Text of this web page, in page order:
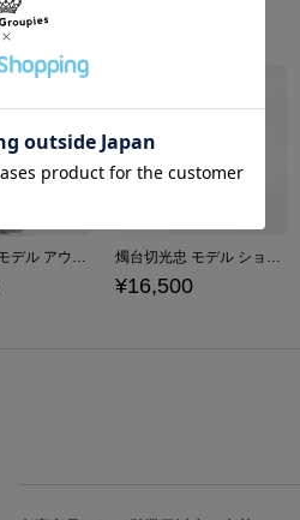
※この商品は組立式（組立時間：約10分
※付属電球：E-26 白熱電球クリア 40W（1
※商品写真はできる限り実物の色に近づ
います。
素材／ ベース：スチール シェード：コット
三日月宗近 モデル アウター 刀剣乱舞ONLINE 燭台切光忠 モデル ショルダーバッグ 刀剣乱舞ONLINE
¥16,500